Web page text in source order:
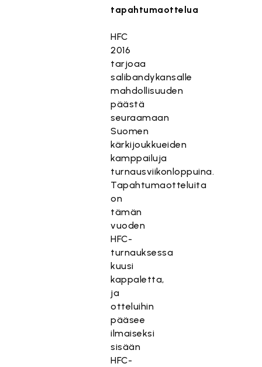
tapahtumaottelua
HFC
2016
tarjoaa
salibandykansalle
mahdollisuuden
päästä
seuraamaan
Suomen
kärkijoukkueiden
kamppailuja
turnausviikonloppuina.
Tapahtumaotteluita
on
tämän
vuoden
HFC-
turnauksessa
kuusi
kappaletta,
ja
otteluihin
pääsee
ilmaiseksi
sisään
HFC-